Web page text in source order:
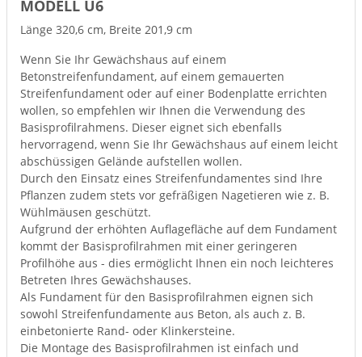
MODELL U6
Länge 320,6 cm, Breite 201,9 cm
Wenn Sie Ihr Gewächshaus auf einem
Betonstreifenfundament, auf einem gemauerten
Streifenfundament oder auf einer Bodenplatte errichten
wollen, so empfehlen wir Ihnen die Verwendung des
Basisprofilrahmens. Dieser eignet sich ebenfalls
hervorragend, wenn Sie Ihr Gewächshaus auf einem leicht
abschüssigen Gelände aufstellen wollen.
Durch den Einsatz eines Streifenfundamentes sind Ihre
Pflanzen zudem stets vor gefräßigen Nagetieren wie z. B.
Wühlmäusen geschützt.
Aufgrund der erhöhten Auflagefläche auf dem Fundament
kommt der Basisprofilrahmen mit einer geringeren
Profilhöhe aus - dies ermöglicht Ihnen ein noch leichteres
Betreten Ihres Gewächshauses.
Als Fundament für den Basisprofilrahmen eignen sich
sowohl Streifenfundamente aus Beton, als auch z. B.
einbetonierte Rand- oder Klinkersteine.
Die Montage des Basisprofilrahmen ist einfach und